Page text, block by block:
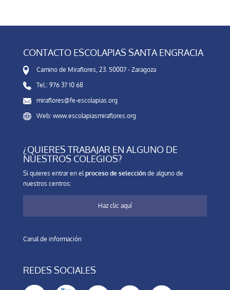
CONTACTO ESCOLAPIAS SANTA ENGRACIA
Camino de Miraflores, 23. 50007 - Zaragoza
Tel.: 976 37 10 68
miraflores@fe-escolapias.org
Web: www.escolapiasmiraflores.org
¿QUIERES TRABAJAR EN ALGUNO DE
NUESTROS COLEGIOS?
Si quieres entrar en elproceso de selecciónde alguno de
nuestros centros:
Haz clic aquí
Canal de información
REDES SOCIALES